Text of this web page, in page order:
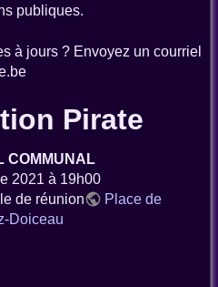
publiques.
à jours ? Envoyez un courriel
Pirate
COMMUNAL
2021 à 19h00
de réunion
Place de
Doiceau